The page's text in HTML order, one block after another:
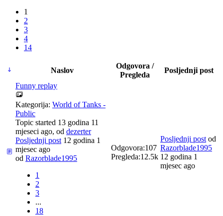
1
2
3
4
14
Naslov
Odgovora /
Pregleda
Posljednji post
Funny replay
Kategorija: World of Tanks -
Public
Topic started 13 godina 11
mjeseci ago, od dezerter
Posljednji post 12 godina 1
mjesec ago
od Razorblade1995
1
2
3
...
18
Odgovora:107
Pregleda:12.5k
Posljednji post od
Razorblade1995
12 godina 1
mjesec ago